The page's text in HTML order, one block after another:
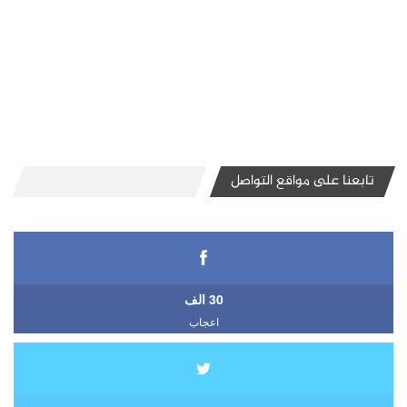
تابعنا على مواقع التواصل
30 الف
اعجاب